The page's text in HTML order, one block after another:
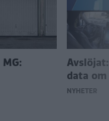
data om
NYHETER